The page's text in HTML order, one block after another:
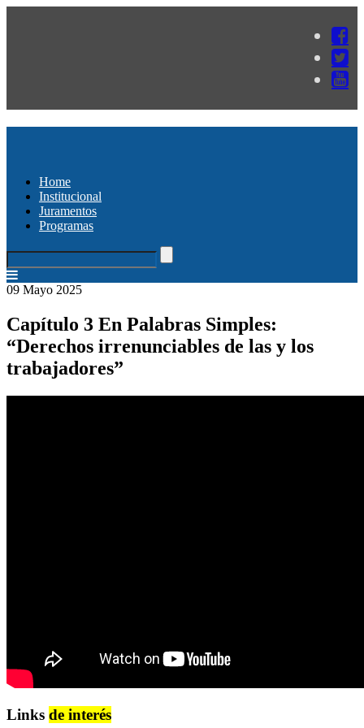
Home
Institucional
Juramentos
Programas
09 Mayo 2025
Capítulo 3 En Palabras Simples:
“Derechos irrenunciables de las y los
trabajadores”
Links de interés